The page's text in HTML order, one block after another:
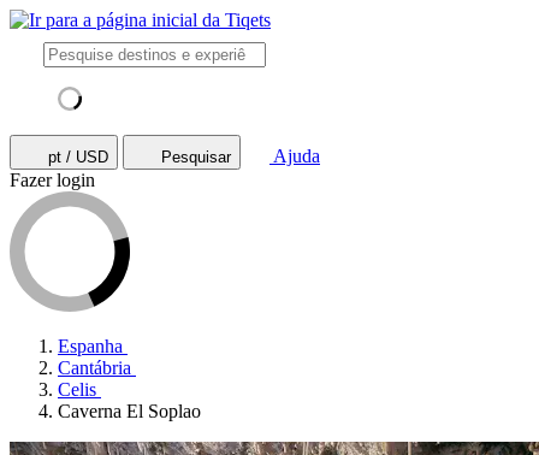
pt / USD Pesquisar
Ajuda
Fazer login
Espanha
Cantábria
Celis
Caverna El Soplao